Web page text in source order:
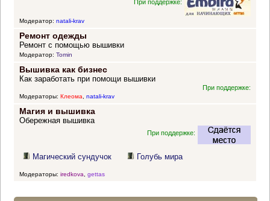
При поддержке:
Модератор: natali-krav
Ремонт одежды
Ремонт с помощью вышивки
Модератор: Tomin
Вышивка как бизнес
Как заработать при помощи вышивки
При поддержке:
Модераторы: Клеома, natali-krav
Магия и вышивка
Обережная вышивка
При поддержке:
Магический сундучок Голубь мира
Модераторы: iredkova gettas